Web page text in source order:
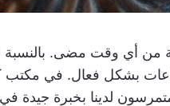
من أي وقت مضى.
بشكل فعال. في مكتب
لدينا بخبرة جيدة